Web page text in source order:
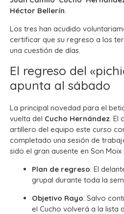
Héctor Bellerín.
Los tres han acudido
certificar que su regreso a los
una cuestión de días.
El regreso del
apunta al sábado
La principal novedad para el
vuelta del Cucho Hernández. El
artillero del equipo este curso
completado una sesión de
sido el gran ausente en Son
Plan de regreso: El
grupal durante toda la
Objetivo Rayo: Salvo
el Cucho volverá a la lista